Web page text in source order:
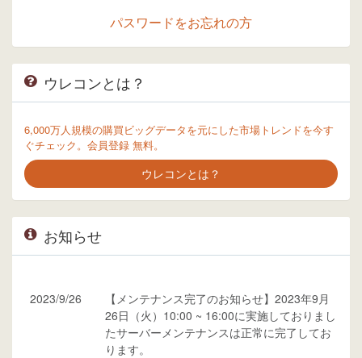
パスワードをお忘れの方
ウレコンとは？
6,000万人規模の購買ビッグデータを元にした市場トレンドを今す
ぐチェック。会員登録 無料。
ウレコンとは？
お知らせ
2023/9/26
【メンテナンス完了のお知らせ】2023年9月
26日（火）10:00 ~ 16:00に実施しておりまし
たサーバーメンテナンスは正常に完了してお
ります。